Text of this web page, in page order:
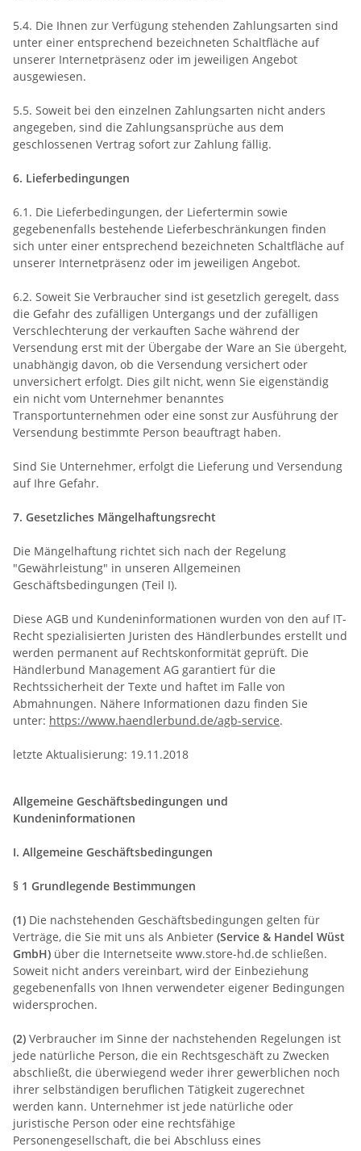
5.4. Die Ihnen zur Verfügung stehenden Zahlungsarten sind
unter einer entsprechend bezeichneten Schaltfläche auf
unserer Internetpräsenz oder im jeweiligen Angebot
ausgewiesen.
5.5. Soweit bei den einzelnen Zahlungsarten nicht anders
angegeben, sind die Zahlungsansprüche aus dem
geschlossenen Vertrag sofort zur Zahlung fällig.
6. Lieferbedingungen
6.1. Die Lieferbedingungen, der Liefertermin sowie
gegebenenfalls bestehende Lieferbeschränkungen finden
sich unter einer entsprechend bezeichneten Schaltfläche auf
unserer Internetpräsenz oder im jeweiligen Angebot.
6.2. Soweit Sie Verbraucher sind ist gesetzlich geregelt, dass
die Gefahr des zufälligen Untergangs und der zufälligen
Verschlechterung der verkauften Sache während der
Versendung erst mit der Übergabe der Ware an Sie übergeht,
unabhängig davon, ob die Versendung versichert oder
unversichert erfolgt. Dies gilt nicht, wenn Sie eigenständig
ein nicht vom Unternehmer benanntes
Transportunternehmen oder eine sonst zur Ausführung der
Versendung bestimmte Person beauftragt haben.
Sind Sie Unternehmer, erfolgt die Lieferung und Versendung
auf Ihre Gefahr.
7. Gesetzliches Mängelhaftungsrecht
Die Mängelhaftung richtet sich nach der Regelung
"Gewährleistung" in unseren Allgemeinen
Geschäftsbedingungen (Teil I).
Diese AGB und Kundeninformationen wurden von den auf IT-
Recht spezialisierten Juristen des Händlerbundes erstellt und
werden permanent auf Rechtskonformität geprüft. Die
Händlerbund Management AG garantiert für die
Rechtssicherheit der Texte und haftet im Falle von
Abmahnungen. Nähere Informationen dazu finden Sie
unter: https://www.haendlerbund.de/agb-service.
letzte Aktualisierung: 19.11.2018
Allgemeine Geschäftsbedingungen und
Kundeninformationen
I. Allgemeine Geschäftsbedingungen
§ 1 Grundlegende Bestimmungen
(1) Die nachstehenden Geschäftsbedingungen gelten für
Verträge, die Sie mit uns als Anbieter (Service & Handel Wüst
GmbH) über die Internetseite www.store-hd.de schließen.
Soweit nicht anders vereinbart, wird der Einbeziehung
gegebenenfalls von Ihnen verwendeter eigener Bedingungen
widersprochen.
(2) Verbraucher im Sinne der nachstehenden Regelungen ist
jede natürliche Person, die ein Rechtsgeschäft zu Zwecken
abschließt, die überwiegend weder ihrer gewerblichen noch
ihrer selbständigen beruflichen Tätigkeit zugerechnet
werden kann. Unternehmer ist jede natürliche oder
juristische Person oder eine rechtsfähige
Personengesellschaft, die bei Abschluss eines